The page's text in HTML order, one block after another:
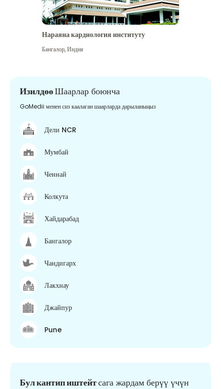
Нараяна кардиология институту
Бангалор,Индия
ИзилдөөШаарлар боюнча
GoMedii менен сиз каалаган шаарларда дарыланыңыз
Дели NCR
Мумбай
Ченнай
Колкута
Хайдарабад
Бангалор
Чандигарх
Лакхнау
Джайпур
Pune
Бул кантип иштейтсага жардам берүү үчүн